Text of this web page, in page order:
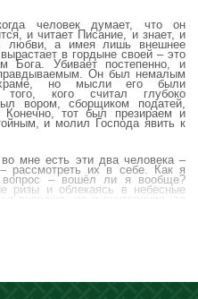
человек думает, что он
и читает Писание, и знает, и
любви, а имея лишь внешнее
в гордыне своей – это
Бога. Убивает постепенно, и
Он был немалым
но мысли его были
кого считал глубоко
вором, сборщиком податей,
тот был презираем и
и молил Господа явить к
мне есть эти два человека –
рассмотреть их в себе. Как я
– вошёл ли я вообще?
ризы и облекаясь в небесные
внешние, но и внутренние, то